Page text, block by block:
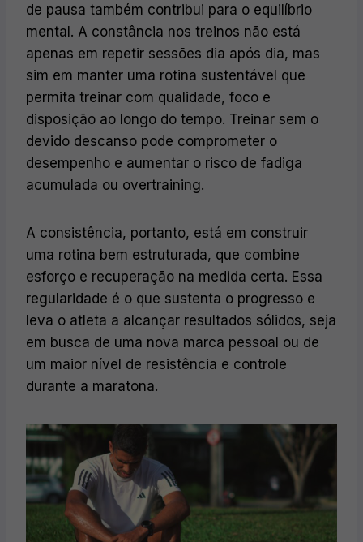
de pausa também contribui para o equilíbrio
mental. A constância nos treinos não está
apenas em repetir sessões dia após dia, mas
sim em manter uma rotina sustentável que
permita treinar com qualidade, foco e
disposição ao longo do tempo. Treinar sem o
devido descanso pode comprometer o
desempenho e aumentar o risco de fadiga
acumulada ou overtraining.
A consistência, portanto, está em construir
uma rotina bem estruturada, que combine
esforço e recuperação na medida certa. Essa
regularidade é o que sustenta o progresso e
leva o atleta a alcançar resultados sólidos, seja
em busca de uma nova marca pessoal ou de
um maior nível de resistência e controle
durante a maratona.